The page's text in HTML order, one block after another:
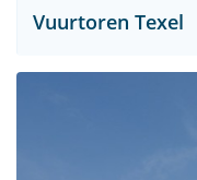
Vuurtoren Texel